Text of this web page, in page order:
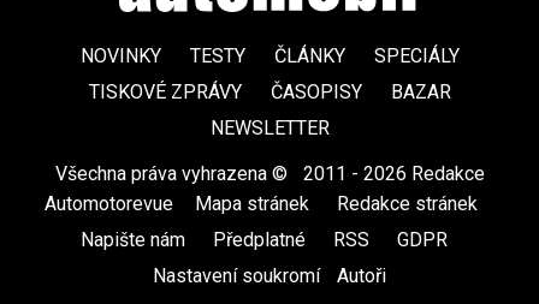
NOVINKY TESTY ČLÁNKY
SPECIÁLY
TISKOVÉ ZPRÁVY
ČASOPISY
BAZAR
NEWSLETTER
Všechna práva vyhrazena ©
2011 - 2026 Redakce
Automotorevue
Mapa stránek Redakce stránek
Napište nám
Předplatné RSS GDPR
Nastavení soukromí
Autoři